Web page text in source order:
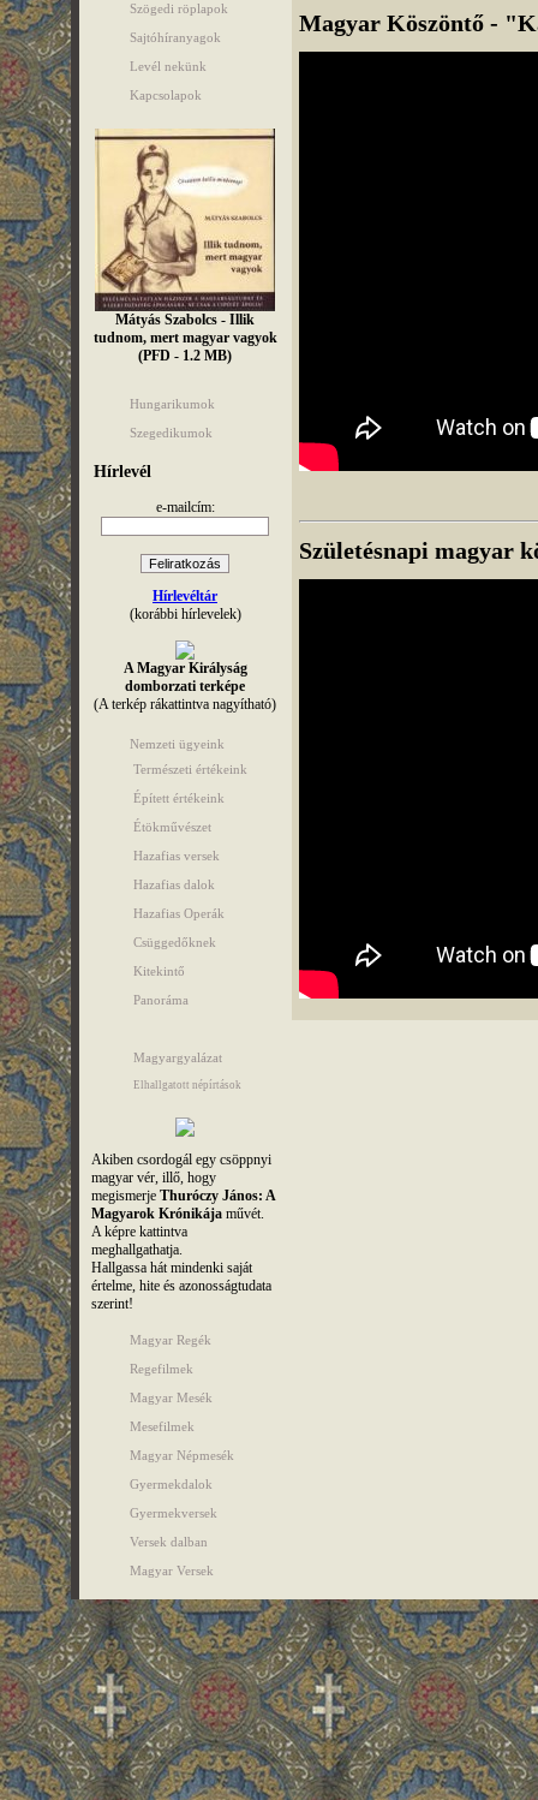
Szögedi röplapok
Sajtóhíranyagok
Levél nekünk
Kapcsolapok
Mátyás Szabolcs - Illik
tudnom, mert magyar vagyok
(PFD - 1.2 MB)
Hungarikumok
Szegedikumok
Hírlevél
e-mailcím:
Hírlevéltár
(korábbi hírlevelek)
A Magyar Királyság
domborzati terképe
(A terkép rákattintva nagyítható)
Nemzeti ügyeink
Természeti értékeink
Épített értékeink
Étökművészet
Hazafias versek
Hazafias dalok
Hazafias Operák
Csüggedőknek
Kitekintő
Panoráma
Magyargyalázat
Elhallgatott népírtások
Akiben csordogál egy csöppnyi
magyar vér, illő, hogy
megismerje Thuróczy János: A
Magyarok Krónikájaművét.
A képre kattintva
meghallgathatja.
Hallgassa hát mindenki saját
értelme, hite és azonosságtudata
szerint!
Magyar Regék
Regefilmek
Magyar Mesék
Mesefilmek
Magyar Népmesék
Gyermekdalok
Gyermekversek
Versek dalban
Magyar Versek
Magyar Köszöntő -
Születésnapi magyar